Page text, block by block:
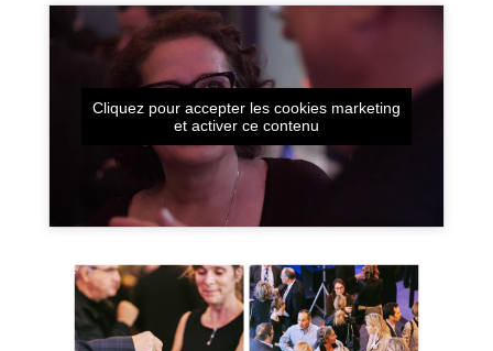
Cliquez pour accepter les cookies marketing
et activer ce contenu